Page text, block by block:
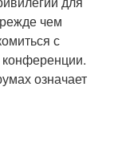
чем
с
означает